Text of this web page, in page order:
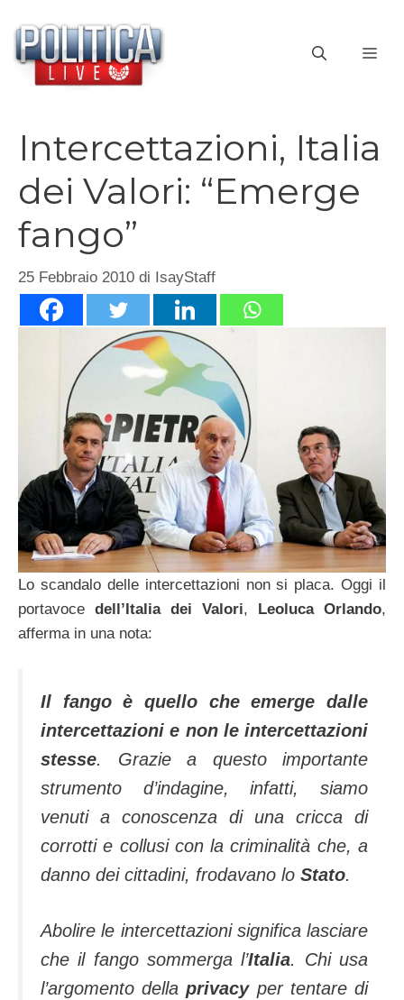
contenuto
Intercettazioni, Italia
dei Valori: “Emerge
fango”
25 Febbraio 2010 di IsayStaff
Lo scandalo delle intercettazioni non si placa. Oggi il
portavoce dell’Italia dei Valori, Leoluca Orlando,
afferma in una nota:
Il fango è quello che emerge dalle
intercettazioni e non le intercettazioni
stesse. Grazie a questo importante
strumento d’indagine, infatti, siamo
venuti a conoscenza di una cricca di
corrotti e collusi con la criminalità che, a
danno dei cittadini, frodavano lo Stato.
Abolire le intercettazioni significa lasciare
che il fango sommerga l’Italia. Chi usa
l’argomento dellaprivacyper tentare di